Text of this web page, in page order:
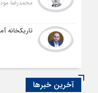
محمدرضا
تاریکخانه
آخرین خبرها